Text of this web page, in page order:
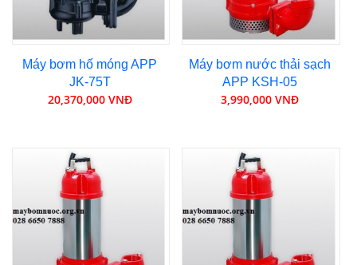
Máy bơm hố móng APP
JK-75T
20,370,000 VNĐ
Máy bơm nước thải sạch
APP KSH-05
3,990,000 VNĐ